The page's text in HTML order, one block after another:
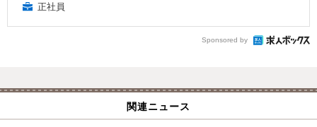
正社員
Sponsored by
関連ニュース